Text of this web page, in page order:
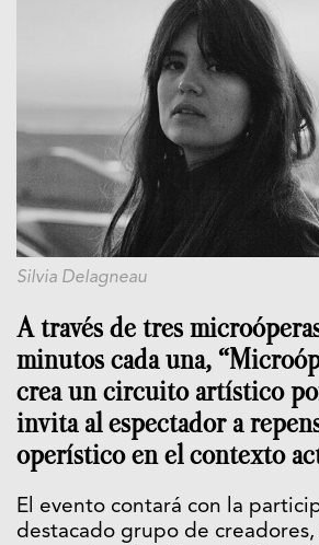
Silvia Delagneau
A través de tres
minutos cada una,
crea un circuito artístico
invita al espectador a
operístico en el contexto
El evento contará con la
destacado grupo de